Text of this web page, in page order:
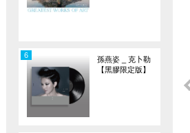
孫燕姿 _ 克卜勒
【黑膠限定版】
6